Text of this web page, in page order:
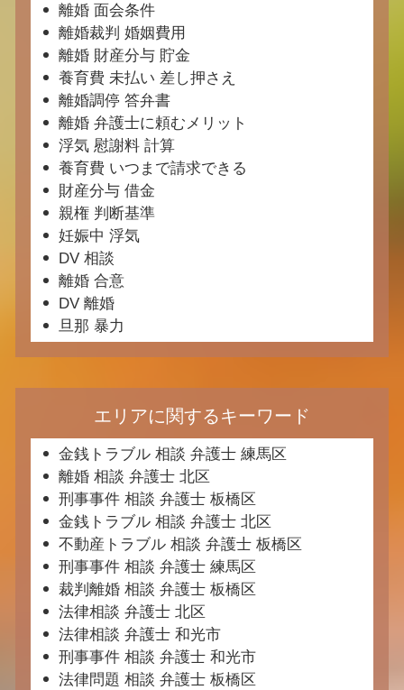
離婚 面会条件
離婚裁判 婚姻費用
離婚 財産分与 貯金
養育費 未払い 差し押さえ
離婚調停 答弁書
離婚 弁護士に頼むメリット
浮気 慰謝料 計算
養育費 いつまで請求できる
財産分与 借金
親権 判断基準
妊娠中 浮気
DV 相談
離婚 合意
DV 離婚
旦那 暴力
エリアに関するキーワード
金銭トラブル 相談 弁護士 練馬区
離婚 相談 弁護士 北区
刑事事件 相談 弁護士 板橋区
金銭トラブル 相談 弁護士 北区
不動産トラブル 相談 弁護士 板橋区
刑事事件 相談 弁護士 練馬区
裁判離婚 相談 弁護士 板橋区
法律相談 弁護士 北区
法律相談 弁護士 和光市
刑事事件 相談 弁護士 和光市
法律問題 相談 弁護士 板橋区